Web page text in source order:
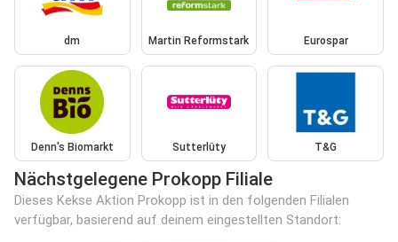
dm Martin Reformstark Eurospar
Denn's Biomarkt Sutterlüty T&G
Nächstgelegene Prokopp Filiale
Dieses Kekse Aktion Prokopp ist in den folgenden Filialen
verfügbar, basierend auf deinem eingestellten Standort: